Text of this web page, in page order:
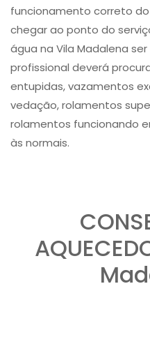
funcionamento correto
chegar ao ponto do
água na Vila Madalena
profissional deverá
entupidas, vazamentos
vedação, rolamentos
rolamentos funcionando
às normais.